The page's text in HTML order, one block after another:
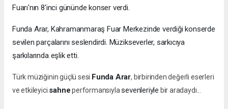
Fuarı'nın 8'inci gününde konser verdi.
Funda Arar, Kahramanmaraş Fuar Merkezinde verdiği konserde
sevilen parçalarını seslendirdi. Müzikseverler, sarkıcıya
şarkılarında eşlik etti.
Türk müziğinin güçlü sesi Funda Arar, birbirinden değerli eserleri
ve etkileyici sahneperformansıylasevenleriyle bir aradaydı...